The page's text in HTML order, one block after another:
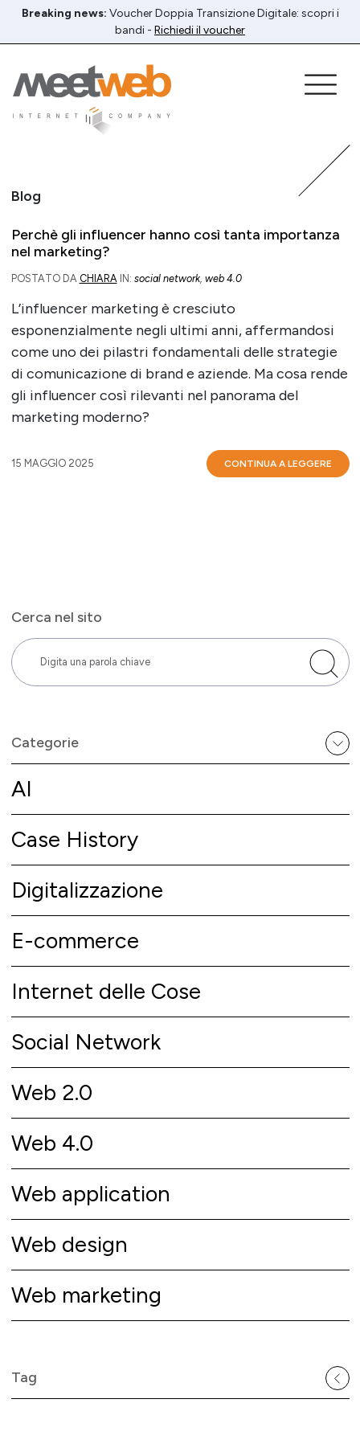
Breaking news: Voucher Doppia Transizione Digitale: scopri i
bandi - Richiedi il voucher
Cerca nel sito
Categorie
AI
Case History
Digitalizzazione
E-commerce
Internet delle Cose
Social Network
Web 2.0
Web 4.0
Web application
Web design
Web marketing
Tag
Blog
Perchè gli influencer hanno così tanta importanza
nel marketing?
POSTATO DA CHIARAIN: social network, web 4.0
L’influencer marketing è cresciuto
esponenzialmente negli ultimi anni, affermandosi
come uno dei pilastri fondamentali delle strategie
di comunicazione di brand e aziende. Ma cosa rende
gli influencer così rilevanti nel panorama del
marketing moderno?
15 MAGGIO 2025 CONTINUA A LEGGERE